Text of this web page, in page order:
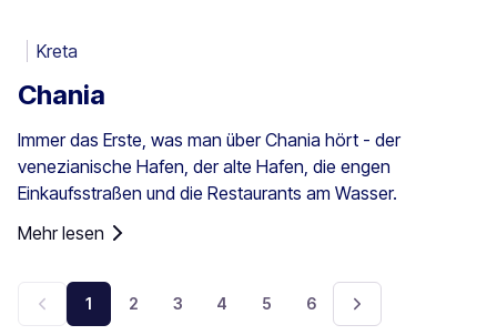
Kreta
Chania
Immer das Erste, was man über Chania hört - der
venezianische Hafen, der alte Hafen, die engen
Einkaufsstraßen und die Restaurants am Wasser.
Mehr lesen
1 2 3 4 5 6